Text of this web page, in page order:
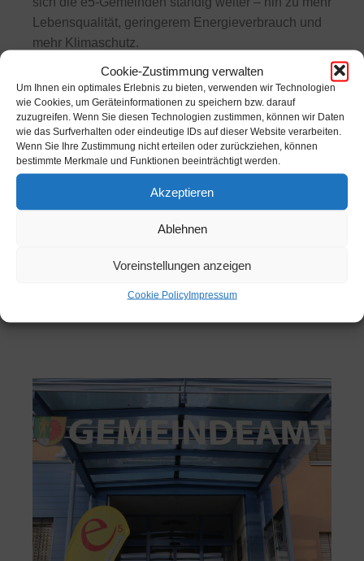
Cookie-Zustimmung verwalten
Um Ihnen ein optimales Erlebnis zu bieten, verwenden wir Technologien
wie Cookies, um Geräteinformationen zu speichern bzw. darauf
zuzugreifen. Wenn Sie diesen Technologien zustimmen, können wir Daten
wie das Surfverhalten oder eindeutige IDs auf dieser Website verarbeiten.
Wenn Sie Ihre Zustimmung nicht erteilen oder zurückziehen, können
bestimmte Merkmale und Funktionen beeinträchtigt werden.
Akzeptieren
Ablehnen
Voreinstellungen anzeigen
Cookie PolicyImpressum
Lebensqualität, geringerem Energieverbrauch und
mehr Klimaschutz.
Die Gemeinde Reißeck ist im Rahmen des “e5-
landesprogramms für energieeffiziente gemeinden”
für ihre vorbildliche Energiepolitik mit dem vierten
“e” ausgezeichnet worden.
Im Zuge der vierten Zertifizierung freut sich
Reißeck erneut über das vierte “e”!
Diese Auszeichnung wurde von Kärntens
10.01.2022 persönlich überreicht.